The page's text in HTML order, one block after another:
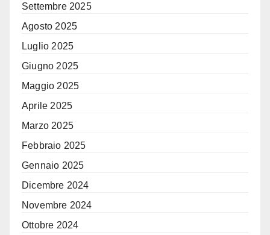
Settembre 2025
Agosto 2025
Luglio 2025
Giugno 2025
Maggio 2025
Aprile 2025
Marzo 2025
Febbraio 2025
Gennaio 2025
Dicembre 2024
Novembre 2024
Ottobre 2024